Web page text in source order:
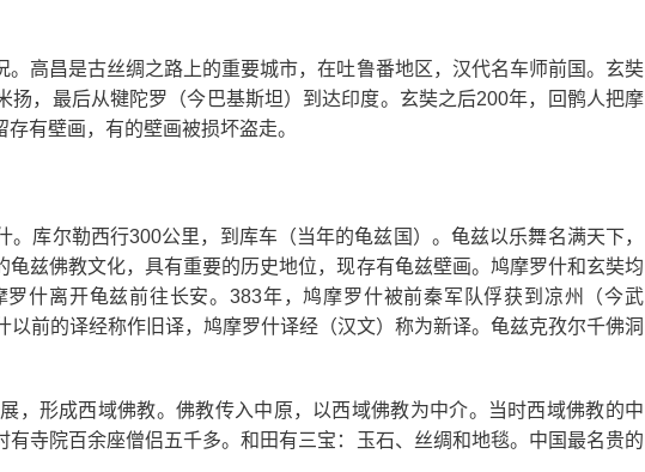
高昌是古丝绸之路上的重要城市，在吐鲁番地区，汉代名车师前国。玄奘
，最后从犍陀罗（今巴基斯坦）到达印度。玄奘之后200年，回鹘人把摩
有壁画，有的壁画被损坏盗走。
库尔勒西行300公里，到库车（当年的龟兹国）。龟兹以乐舞名满天下，
兹佛教文化，具有重要的历史地位，现存有龟兹壁画。鸠摩罗什和玄奘均
什离开龟兹前往长安。383年，鸠摩罗什被前秦军队俘获到凉州（今武
前的译经称作旧译，鸠摩罗什译经（汉文）称为新译。龟兹克孜尔千佛洞
，形成西域佛教。佛教传入中原，以西域佛教为中介。当时西域佛教的中
寺院百余座僧侣五千多。和田有三宝：玉石、丝绸和地毯。中国最名贵的